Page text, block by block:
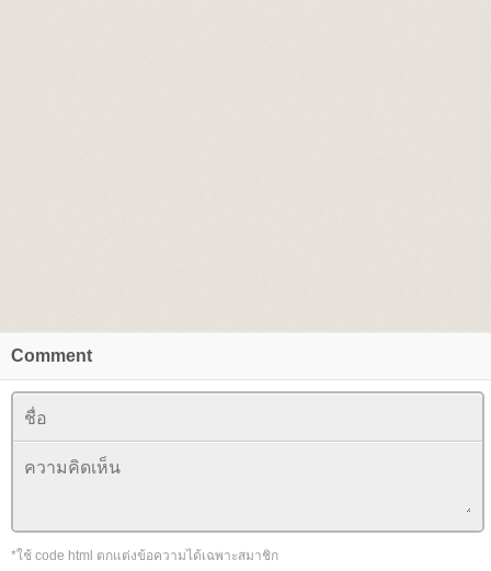
Comment
*ใช้ code html ตกแต่งข้อความได้เฉพาะสมาชิก